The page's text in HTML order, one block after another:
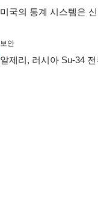
미국의 통계 시스템은
보안
알제리, 러시아 Su-34